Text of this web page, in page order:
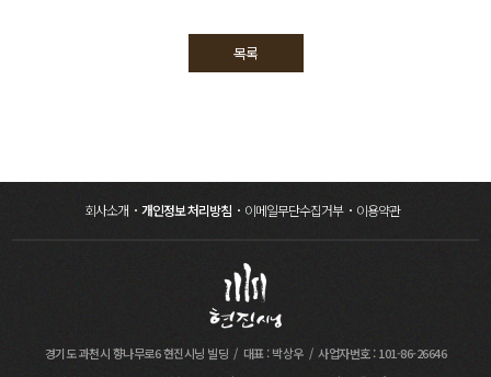
목록
회사소개 개인정보 처리방침 이메일무단수집거부 이용약관
경기도 과천시 향나무로6 현진시닝 빌딩 대표 : 박상우
사업자번호 : 101-86-26646